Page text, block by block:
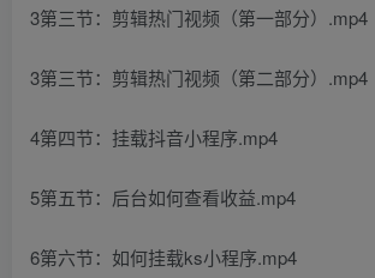
3第三节：剪辑热门视频（第一部分）.mp4
3第三节：剪辑热门视频（第二部分）.mp4
4第四节：挂载抖音小程序.mp4
5第五节：后台如何查看收益.mp4
6第六节：如何挂载ks小程序.mp4